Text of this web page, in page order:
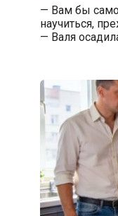
— Вам бы
научиться,
— Валя